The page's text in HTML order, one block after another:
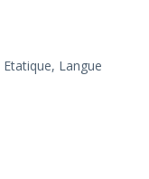
Etatique, Langue